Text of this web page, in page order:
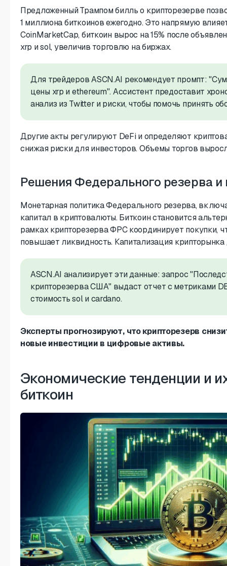
Предложенный Трампом билль о крипторезерве
1 миллиона биткоинов ежегодно. Это напрямую
CoinMarketCap, биткоин вырос на 15% после
xrp и sol, увеличив торговлю на биржах.
Для трейдеров ASCN.AI рекомендует промпт:
цены xrp и ethereum". Ассистент предоставит
анализ из Twitter и риски, чтобы помочь принять
Другие акты регулируют DeFi и определяют
снижая риски для инвесторов. Объемы торгов
Решения Федерального резерва и
Монетарная политика Федерального резерва,
капитал в криптовалюты. Биткоин становится
рамках крипторезерва ФРС координирует покупки,
повышает ликвидность. Капитализация
ASCN.AI анализирует эти данные: запрос
крипторезерва США" выдаст отчет с метриками
стоимость sol и cardano.
Эксперты прогнозируют, что крипторезерв
новые инвестиции в цифровые активы.
Экономические тенденции и
биткоин